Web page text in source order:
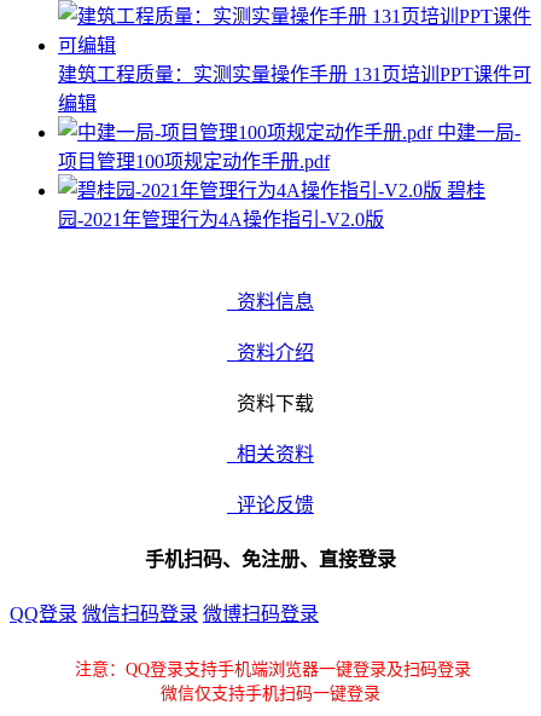
建筑工程质量：实测实量操作手册 131页培训PPT课件可
编辑
中建一局-
项目管理100项规定动作手册.pdf
碧桂
园-2021年管理行为4A操作指引-V2.0版
资料信息
资料介绍
资料下载
相关资料
评论反馈
手机扫码、免注册、直接登录
QQ登录 微信扫码登录 微博扫码登录
注意：QQ登录支持手机端浏览器一键登录及扫码登录
微信仅支持手机扫码一键登录